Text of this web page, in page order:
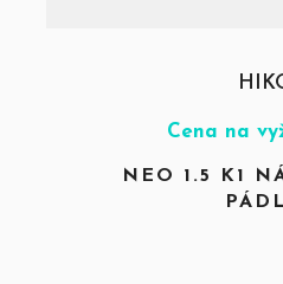
Cena na
NEO 1.5 K1